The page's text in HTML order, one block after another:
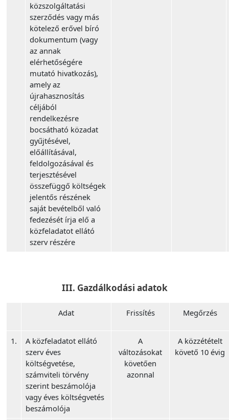
közszolgáltatási
szerződés vagy más
kötelező erővel bíró
dokumentum (vagy
az annak
elérhetőségére
mutató hivatkozás),
amely az
újrahasznosítás
céljából
rendelkezésre
bocsátható közadat
gyűjtésével,
előállításával,
feldolgozásával és
terjesztésével
összefüggő költségek
jelentős részének
saját bevételből való
fedezését írja elő a
közfeladatot ellátó
szerv részére
III. Gazdálkodási adatok
Adat Frissítés Megőrzés
1.
A közfeladatot ellátó
szerv éves
költségvetése,
számviteli törvény
szerint beszámolója
vagy éves költségvetés
beszámolója
A
változásokat
követően
azonnal
A közzétételt
követő 10 évig